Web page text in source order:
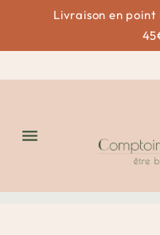
Livraison en
